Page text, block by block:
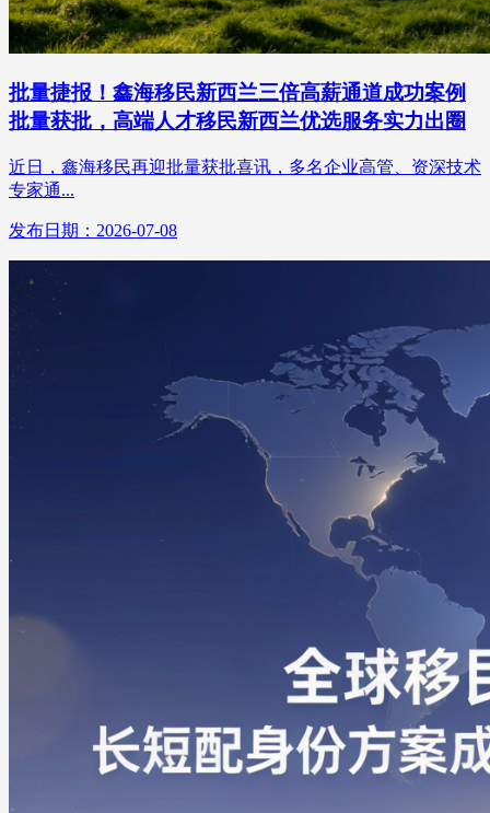
批量捷报！鑫海移民新西兰三倍高薪通道成功案例
批量获批，高端人才移民新西兰优选服务实力出圈
近日，鑫海移民再迎批量获批喜讯，多名企业高管、资深技术
专家通...
发布日期：2026-07-08